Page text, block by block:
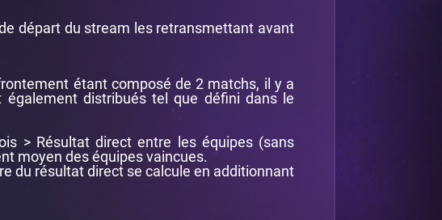
départ du stream les retransmettant avant
étant composé de 2 matchs, il y a
distribués tel que défini dans le
> Résultat direct entre les équipes (sans
moyen des équipes vaincues.
du résultat direct se calcule en additionnant